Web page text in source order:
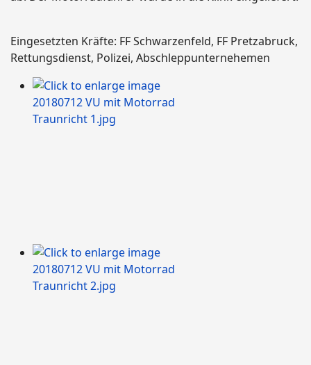
Eingesetzten Kräfte: FF Schwarzenfeld, FF Pretzabruck,
Rettungsdienst, Polizei, Abschleppunternehemen